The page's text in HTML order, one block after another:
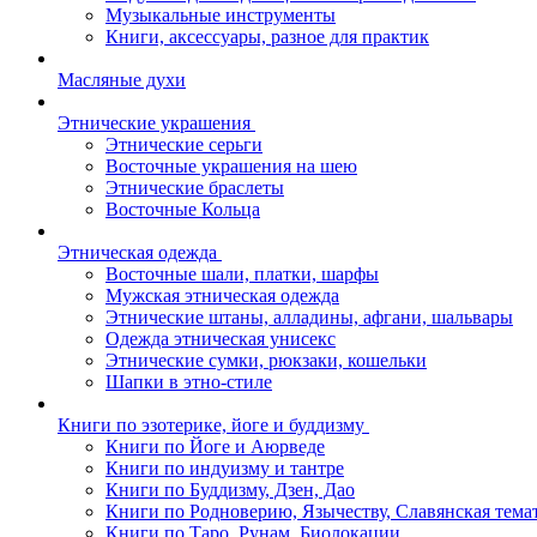
Музыкальные инструменты
Книги, аксессуары, разное для практик
Масляные духи
Этнические украшения
Этнические серьги
Восточные украшения на шею
Этнические браслеты
Восточные Кольца
Этническая одежда
Восточные шали, платки, шарфы
Мужская этническая одежда
Этнические штаны, алладины, афгани, шальвары
Одежда этническая унисекс
Этнические сумки, рюкзаки, кошельки
Шапки в этно-стиле
Книги по эзотерике, йоге и буддизму
Книги по Йоге и Аюрведе
Книги по индуизму и тантре
Книги по Буддизму, Дзен, Дао
Книги по Родноверию, Язычеству, Славянская
Книги по Таро, Рунам, Биолокации